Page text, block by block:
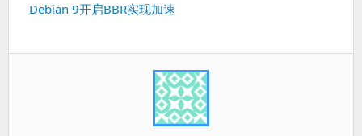
下
Debian 9开启BBR实现加速